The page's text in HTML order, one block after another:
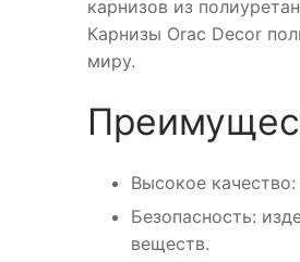
карнизов из
Карнизы Orac Decor
миру.
Высокое
Безопасность:
веществ.